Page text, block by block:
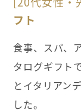
フト
食事、スパ、
タログギフト
とイタリアン
した。